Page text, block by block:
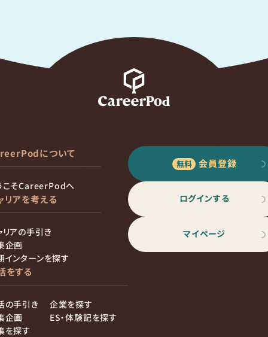
について
こそCareerPodへ
リアを考える
リアの手引き
企画
インターンを探す
をする
の手引き
企画
を探す
企業を探す
ES・体験記を探す
会員登録
ログインする
マイページ